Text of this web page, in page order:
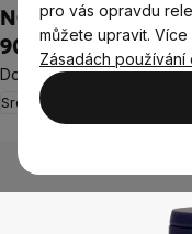
pro vás opravdu
můžete upravit.
Zásadách používání
NOW CoQ10
90 rostlinných
Doplněk stravy
Srdce a cévy
je
z